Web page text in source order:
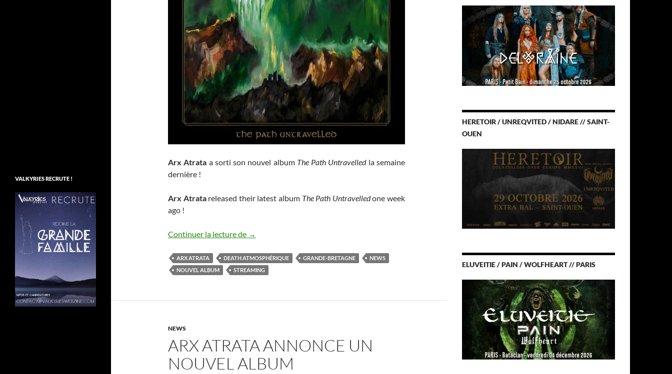
Arx Atrata a sorti son nouvel album The Path Untravelledla semaine
dernière !
Arx Atratareleased their latest album The Path Untravelledone week
ago !
Continuer la lecture de Arx Atrata : sortie du nouvel album
→
ARX ATRATA DEATH ATMOSPHÉRIQUE GRANDE-BRETAGNE
NEWS
NOUVEL ALBUM
STREAMING
NEWS
ARX ATRATA ANNONCE UN
NOUVEL ALBUM
HERETOIR / UNREQVITED / NIDARE // SAINT-
OUEN
ELUVEITIE / PAIN / WOLFHEART // PARIS
VALKYRIES RECRUTE !